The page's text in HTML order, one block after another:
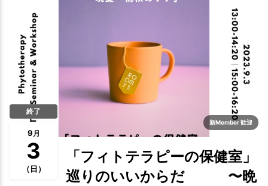
新Member 歓迎
終了
9月
3
（日）
「フィトテラピーの保健室」
巡りのいいからだ 〜晩